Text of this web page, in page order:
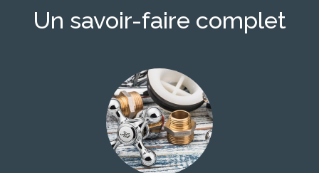
Un savoir-faire complet